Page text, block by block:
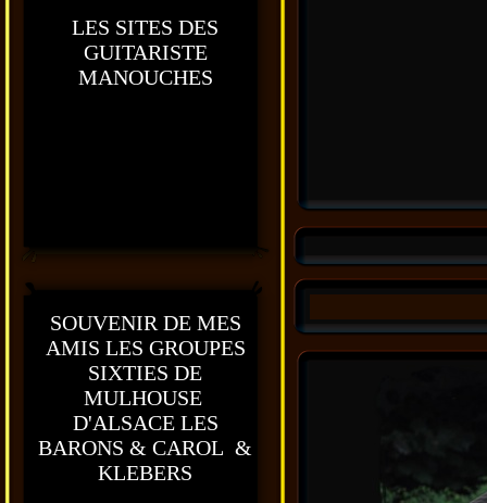
LES SITES DES
GUITARISTE
MANOUCHES
SOUVENIR DE MES
AMIS LES GROUPES
SIXTIES DE
MULHOUSE
D'ALSACE LES
BARONS & CAROL &
KLEBERS